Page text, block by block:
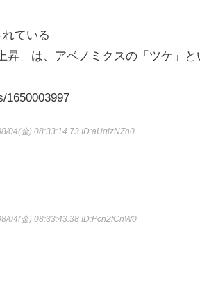
ている
昇」は、アベノミクスの「ツケ」
1650003997
04(金) 08:33:14.73ID:aUqizNZn0
04(金) 08:33:43.38ID:Pcn2fCnW0